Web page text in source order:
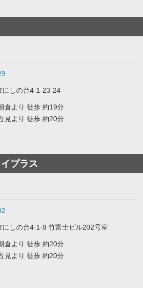
にしの台4-1-23-24
倉より 徒歩 約19分
見より 徒歩 約20分
プラス
にしの台4-1-8 竹富士ビル202号室
倉より 徒歩 約20分
見より 徒歩 約20分